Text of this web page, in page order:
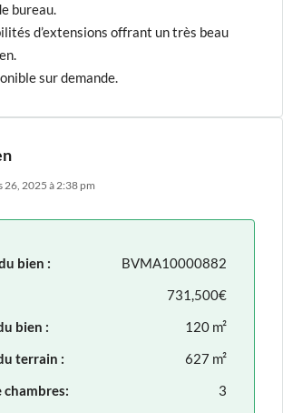
bureau.
d’extensions offrant un très beau
sur demande.
26, 2025 à 2:38 pm
bien :
BVMA10000882
731,500€
bien :
120 m²
terrain :
627 m²
chambres:
3